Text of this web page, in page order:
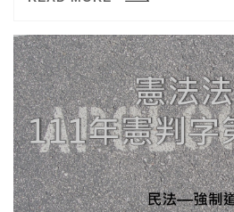
403條」、「第419條」有違憲之